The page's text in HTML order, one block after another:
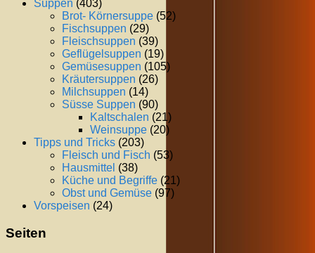
Suppen (403)
Brot- Körnersuppe (52)
Fischsuppen (29)
Fleischsuppen (39)
Geflügelsuppen (19)
Gemüsesuppen (105)
Kräutersuppen (26)
Milchsuppen (14)
Süsse Suppen (90)
Kaltschalen (21)
Weinsuppe (20)
Tipps und Tricks (203)
Fleisch und Fisch (53)
Hausmittel (38)
Küche und Begriffe (21)
Obst und Gemüse (97)
Vorspeisen (24)
Seiten